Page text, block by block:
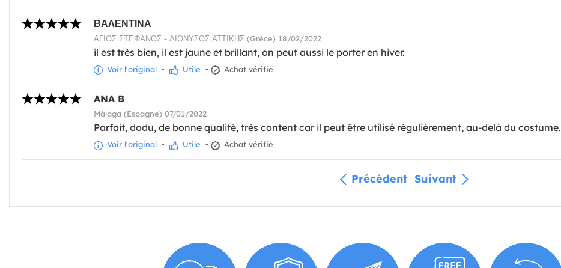
ΒΑΛΕΝΤΙΝΑ
ΑΓΙΟΣ ΣΤΕΦΑΝΟΣ - ΔΙΟΝΥΣΟΣ ΑΤΤΙΚΗΣ (Grèce) 18/02/2022
il est très bien, il est jaune et brillant, on peut aussi le porter en hiver.
Voir l'original • Utile • Achat vérifié
ANA B
Málaga (Espagne) 07/01/2022
Parfait, dodu, de bonne qualité, très content car il peut être utilisé régulièrement, au-delà du costume.
Voir l'original • Utile • Achat vérifié
Précédent Suivant